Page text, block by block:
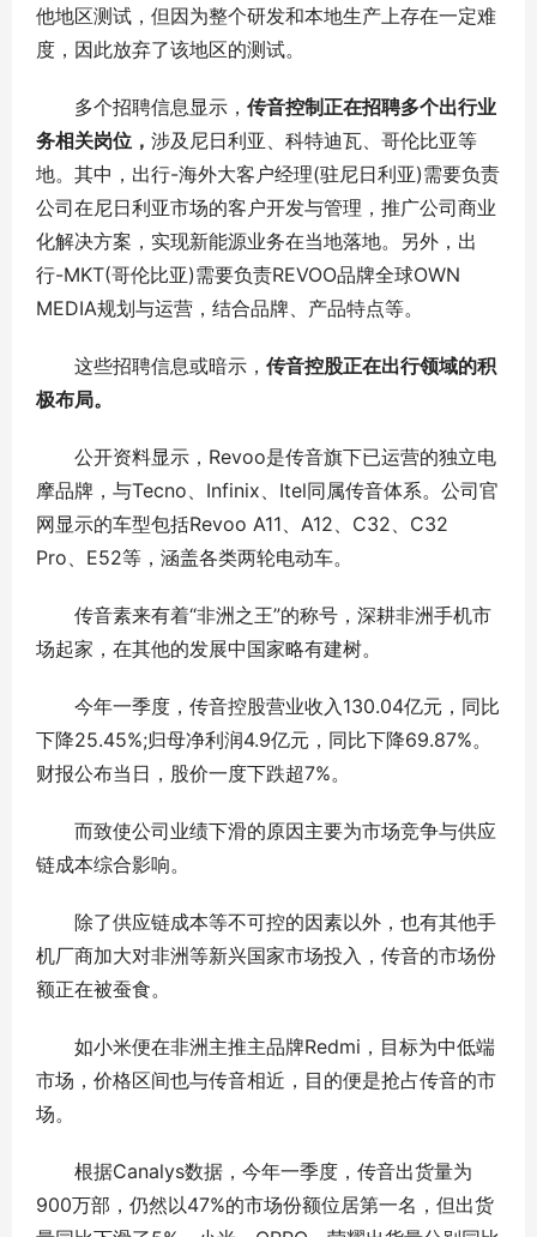
他地区测试，但因为整个研发和本地生产上存在一定难
度，因此放弃了该地区的测试。
多个招聘信息显示， 传音控制正在招聘多个出行业
务相关岗位， 涉及尼日利亚、科特迪瓦、哥伦比亚等
地。其中，出行-海外大客户经理(驻尼日利亚)需要负责
公司在尼日利亚市场的客户开发与管理，推广公司商业
化解决方案，实现新能源业务在当地落地。另外，出
行-MKT(哥伦比亚)需要负责REVOO品牌全球OWN
MEDIA规划与运营，结合品牌、产品特点等。
这些招聘信息或暗示， 传音控股正在出行领域的积
极布局。
公开资料显示，Revoo是传音旗下已运营的独立电
摩品牌，与Tecno、Infinix、Itel同属传音体系。公司官
网显示的车型包括Revoo A11、A12、C32、C32
Pro、E52等，涵盖各类两轮电动车。
传音素来有着“非洲之王”的称号，深耕非洲手机市
场起家，在其他的发展中国家略有建树。
今年一季度，传音控股营业收入130.04亿元，同比
下降25.45%;归母净利润4.9亿元，同比下降69.87%。
财报公布当日，股价一度下跌超7%。
而致使公司业绩下滑的原因主要为市场竞争与供应
链成本综合影响。
除了供应链成本等不可控的因素以外，也有其他手
机厂商加大对非洲等新兴国家市场投入，传音的市场份
额正在被蚕食。
如小米便在非洲主推主品牌Redmi，目标为中低端
市场，价格区间也与传音相近，目的便是抢占传音的市
场。
根据Canalys数据，今年一季度，传音出货量为
900万部，仍然以47%的市场份额位居第一名，但出货